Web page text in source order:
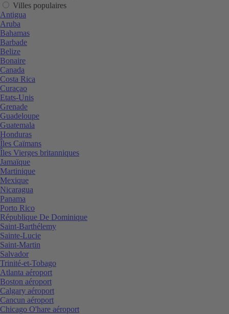
Villes populaires
Antigua
Aruba
Bahamas
Barbade
Belize
Bonaire
Canada
Costa Rica
Curaçao
Etats-Unis
Grenade
Guadeloupe
Guatemala
Honduras
Îles Caïmans
Îles Vierges britanniques
Jamaïque
Martinique
Mexique
Nicaragua
Panama
Porto Rico
République De Dominique
Saint-Barthélemy
Sainte-Lucie
Saint-Martin
Salvador
Trinité-et-Tobago
Atlanta aéroport
Boston aéroport
Calgary aéroport
Cancun aéroport
Chicago O'hare aéroport